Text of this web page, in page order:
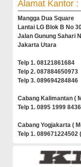
Alamat Kantor :
Mangga Dua Square
Lantai LG Blok B No
Jalan Gunung Sahari
Jakarta Utara
Telp 1. 08121861684
Telp 2. 087884650973
Telp 3. 089694284846
Cabang Kalimantan (
Telp 1. 0895 1999
Cabang Yogjakarta (
Telp 1. 089671224502